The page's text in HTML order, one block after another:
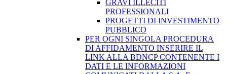
GRAVI ILLECITI
PROFESSIONALI
PROGETTI DI INVESTIMENTO
PUBBLICO
PER OGNI SINGOLA PROCEDURA
DI AFFIDAMENTO INSERIRE IL
LINK ALLA BDNCP CONTENENTE I
DATI E LE INFORMAZIONI